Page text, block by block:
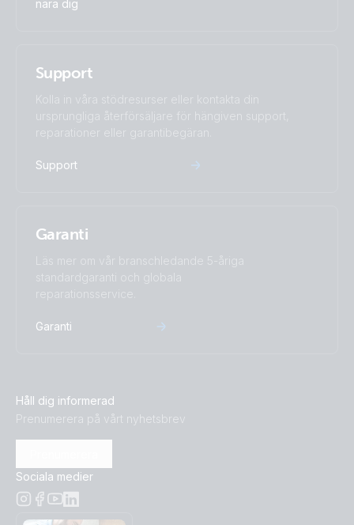
DoC - Auxilliary components (1)
voltage UFR1001E
nära dig
Support
Kolla in våra stödresurser eller kontakta din
ursprungliga återförsäljare för hängiven support,
reparationer eller garantibegäran.
Support
Garanti
Läs mer om vår branschledande 5-åriga
standardgaranti och globala
reparationsservice.
Garanti
Håll dig informerad
Prenumerera på vårt nyhetsbrev
Sociala medier